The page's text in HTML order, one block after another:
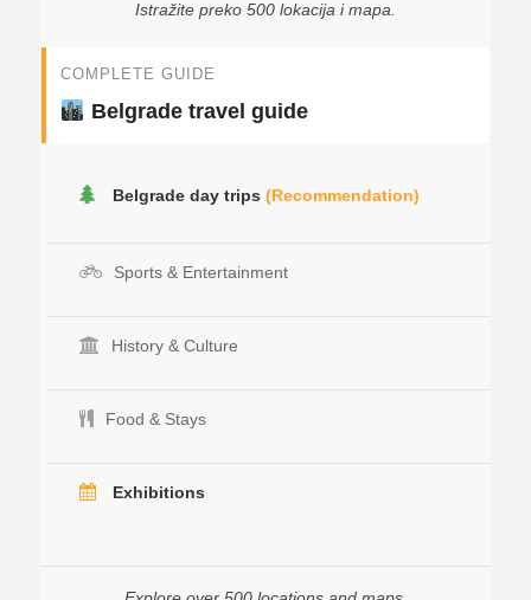
Istražite preko 500 lokacija i mapa.
COMPLETE GUIDE
Belgrade travel guide
Belgrade day trips (Recommendation)
Sports & Entertainment
History & Culture
Food & Stays
Exhibitions